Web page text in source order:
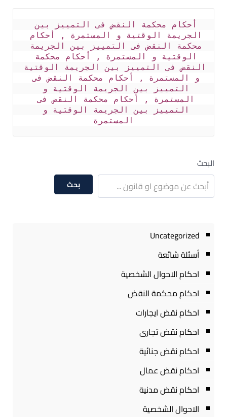
أحكام محكمة النقض فى التمييز بين
و المستمرة , أحكام محكمة النقض فى
المستمرة , أحكام محكمة النقض فى
المستمرة
البحث
بحث
Uncategorized
أسئلة شائعة
احكام الاحوال الشخصية
احكام محكمة النقض
احكام نقض ايجارات
احكام نقض تجارى
احكام نقض جنائية
احكام نقض عمال
احكام نقض مدنية
الاحوال الشخصية